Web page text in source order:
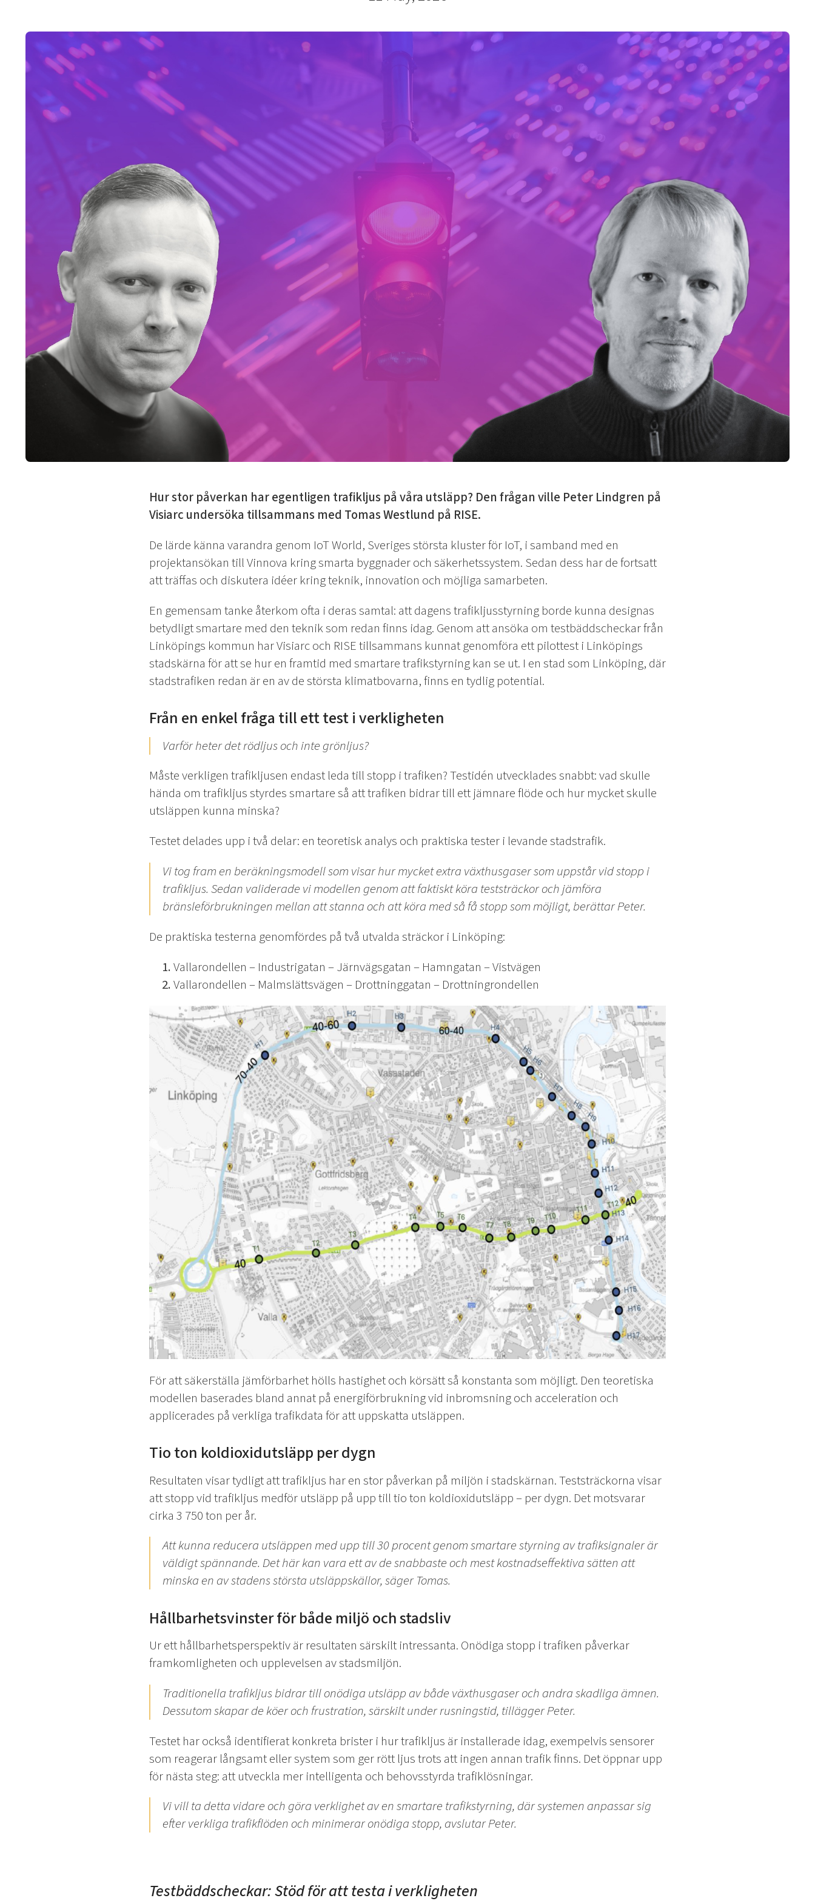
Hur stor påverkan har egentligen trafikljus på våra utsläpp? Den frågan ville Peter Lindgren på
Visiarc undersöka tillsammans med Tomas Westlund på RISE.
De lärde känna varandra genom IoT World, Sveriges största kluster för IoT, i samband med en
projektansökan till Vinnova kring smarta byggnader och säkerhetssystem. Sedan dess har de fortsatt
att träffas och diskutera idéer kring teknik, innovation och möjliga samarbeten.
En gemensam tanke återkom ofta i deras samtal: att dagens trafikljusstyrning borde kunna designas
betydligt smartare med den teknik som redan finns idag. Genom att ansöka om testbäddscheckar från
Linköpings kommun har Visiarc och RISE tillsammans kunnat genomföra ett pilottest i Linköpings
stadskärna för att se hur en framtid med smartare trafikstyrning kan se ut. I en stad som Linköping, där
stadstrafiken redan är en av de största klimatbovarna, finns en tydlig potential.
Från en enkel fråga till ett test i verkligheten
Varför heter det rödljus och inte grönljus?
Måste verkligen trafikljusen endast leda till stopp i trafiken?Testidén utvecklades snabbt: vad skulle
hända om trafikljus styrdes smartare så att trafiken bidrar till ett jämnare flöde och hur mycket skulle
utsläppen kunna minska?
Testet delades upp i två delar: en teoretisk analys och praktiska tester i levande stadstrafik.
Vi tog fram en beräkningsmodell som visar hur mycket extra växthusgasersom uppstår vid stopp i
trafikljus. Sedan validerade vi modellen genom att faktiskt köra teststräckor och jämföra
bränsleförbrukningen mellan att stanna och att köra med så få stopp som möjligt, berättar Peter.
De praktiska testerna genomfördes på två utvalda sträckor i Linköping:
Vallarondellen – Industrigatan – Järnvägsgatan – Hamngatan – Vistvägen
Vallarondellen – Malmslättsvägen – Drottninggatan – Drottningrondellen
För att säkerställa jämförbarhet hölls hastighet och körsätt så konstanta som möjligt. Den teoretiska
modellen baserades bland annat på energiförbrukning vid inbromsning och acceleration och
applicerades på verkliga trafikdata för att uppskatta utsläppen.
Tio ton koldioxidutsläpp per dygn
Resultaten visar tydligt att trafikljus har en stor påverkan på miljön i stadskärnan. Teststräckorna visar
att stopp vid trafikljus medför utsläpp på upp till tio ton koldioxidutsläpp – per dygn. Det motsvarar
cirka 3 750 ton per år.
Att kunna reducera utsläppen med upp till 30 procent genom smartare styrning av trafiksignaler är
väldigt spännande. Det här kan vara ett av de snabbaste och mest kostnadseffektiva sätten att
minska en av stadens största utsläppskällor, säger Tomas.
Hållbarhetsvinster för både miljö och stadsliv
Ur ett hållbarhetsperspektiv är resultaten särskilt intressanta. Onödiga stopp i trafiken påverkar
framkomligheten och upplevelsen av stadsmiljön.
Traditionella trafikljus bidrar till onödiga utsläpp av både växthusgaser och andra skadliga ämnen.
Dessutom skapar de köer och frustration, särskilt under rusningstid, tillägger Peter.
Testet har också identifierat konkreta brister i hur trafikljus är installerade idag, exempelvis sensorer
som reagerar långsamt eller system som ger rött ljus trots att ingen annan trafik finns. Det öppnar upp
för nästa steg: att utveckla mer intelligenta och behovsstyrda trafiklösningar.
Vi vill ta detta vidare och göra verklighet av en smartare trafikstyrning, där systemen anpassar sig
efter verkliga trafikflöden och minimerar onödiga stopp, avslutar Peter.
Testbäddscheckar: Stöd för att testa i verkligheten